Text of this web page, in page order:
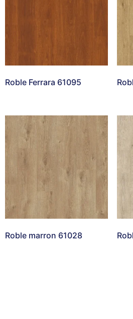
Roble Ferrara 61095
Roble marron 61028